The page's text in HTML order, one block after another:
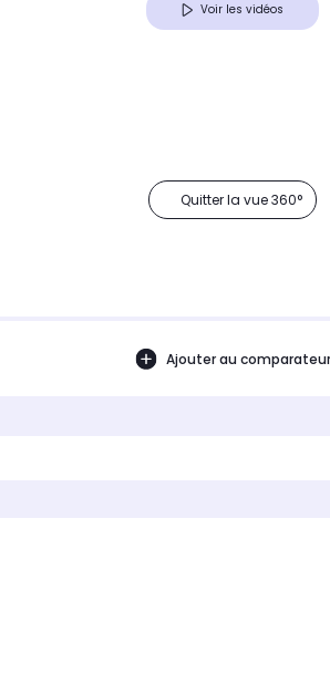
Voir les vidéos
Quitter la vue 360°
Ajouter au comparateur